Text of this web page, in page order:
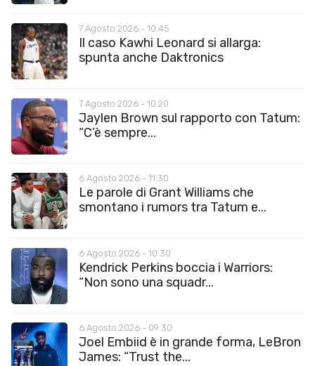
7 Agosto 2026 - 10:45
Il caso Kawhi Leonard si allarga:
spunta anche Daktronics
7 Agosto 2026 - 10:20
Jaylen Brown sul rapporto con Tatum:
“C’è sempre...
6 Agosto 2026 - 11:30
Le parole di Grant Williams che
smontano i rumors tra Tatum e...
6 Agosto 2026 - 10:30
Kendrick Perkins boccia i Warriors:
“Non sono una squadr...
6 Agosto 2026 - 09:30
Joel Embiid è in grande forma, LeBron
James: “Trust the...